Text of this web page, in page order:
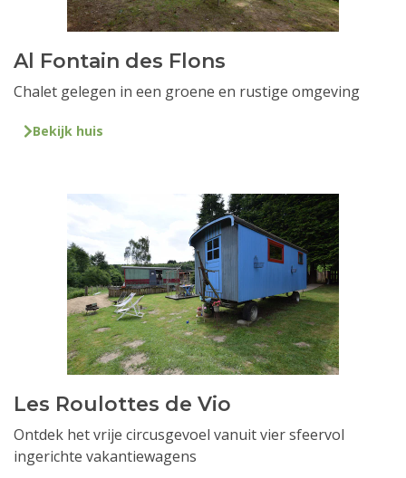
Al Fontain des Flons
Chalet gelegen in een groene en rustige omgeving
Bekijk huis
Les Roulottes de Vio
Ontdek het vrije circusgevoel vanuit vier sfeervol
ingerichte vakantiewagens